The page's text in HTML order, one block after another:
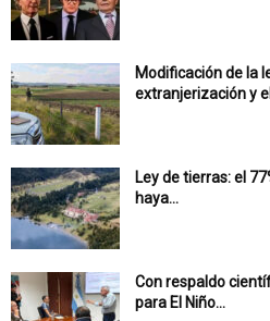
Modificación de la
extranjerización y
Ley de tierras: el
haya...
Con respaldo
para El Niño...